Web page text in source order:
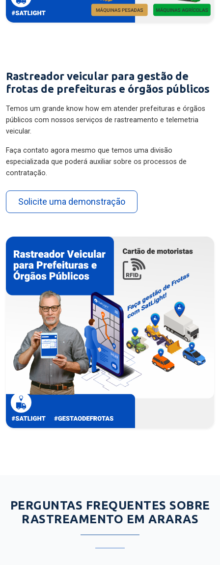
Rastreador veicular para gestão de
frotas de prefeituras e órgãos públicos
Temos um grande know how em atender prefeituras e órgãos
públicos com nossos serviços de rastreamento e telemetria
veicular.
Faça contato agora mesmo que temos uma divisão
especializada que poderá auxiliar sobre os processos de
contratação.
Solicite uma demonstração
PERGUNTAS FREQUENTES SOBRE
RASTREAMENTO EM ARARAS